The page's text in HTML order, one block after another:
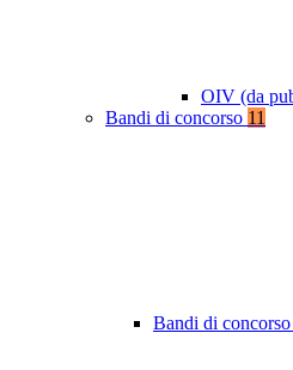
OIV (da
Bandi di concorso 11
Bandi di concorso